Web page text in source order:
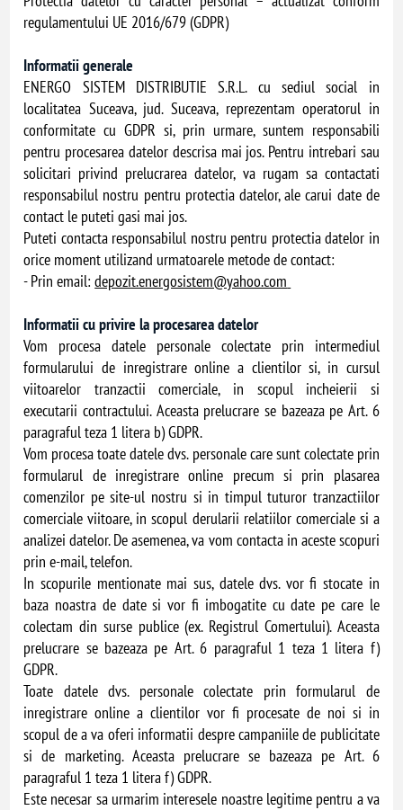
regulamentului UE 2016/679 (GDPR)
Informatii generale
ENERGO SISTEM DISTRIBUTIE S.R.L. cu sediul social in
localitatea Suceava, jud. Suceava, reprezentam operatorul in
conformitate cu GDPR si, prin urmare, suntem responsabili
pentru procesarea datelor descrisa mai jos. Pentru intrebari sau
solicitari privind prelucrarea datelor, va rugam sa contactati
responsabilul nostru pentru protectia datelor, ale carui date de
contact le puteti gasi mai jos.
Puteti contacta responsabilul nostru pentru protectia datelor in
orice moment utilizand urmatoarele metode de contact:
- Prin email:depozit.energosistem@yahoo.com
Informatii cu privire la procesarea datelor
Vom procesa datele personale colectate prin intermediul
formularului de inregistrare online a clientilor si, in cursul
viitoarelor tranzactii comerciale, in scopul incheierii si
executarii contractului. Aceasta prelucrare se bazeaza pe Art. 6
paragraful teza 1 litera b) GDPR.
Vom procesa toate datele dvs. personale care sunt colectate prin
formularul de inregistrare online precum si prin plasarea
comenzilor pe site-ul nostru si in timpul tuturor tranzactiilor
comerciale viitoare, in scopul derularii relatiilor comerciale si a
analizei datelor. De asemenea, va vom contacta in aceste scopuri
prin e-mail, telefon.
In scopurile mentionate mai sus, datele dvs. vor fi stocate in
baza noastra de date si vor fi imbogatite cu date pe care le
colectam din surse publice (ex. Registrul Comertului). Aceasta
prelucrare se bazeaza pe Art. 6 paragraful 1 teza 1 litera f)
GDPR.
Toate datele dvs. personale colectate prin formularul de
inregistrare online a clientilor vor fi procesate de noi si in
scopul de a va oferi informatii despre campaniile de publicitate
si de marketing. Aceasta prelucrare se bazeaza pe Art. 6
paragraful 1 teza 1 litera f) GDPR.
Este necesar sa urmarim interesele noastre legitime pentru a va